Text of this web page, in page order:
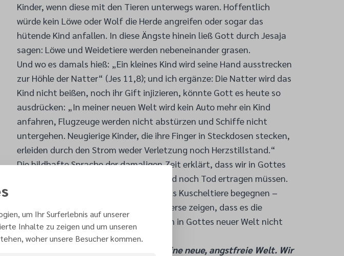
Kinder, wenn diese mit den Tieren unterwegs waren. Hoffentlich
würde kein Löwe oder Wolf die Herde angreifen oder sogar das
hütende Kind anfallen. In diese Ängste hinein ließ Gott durch Jesaja
sagen: Löwe und Weidetiere werden nebeneinander grasen.
Und wo es damals hieß: „Ein kleines Kind wird seine Hand ausstrecken
zur Höhle der Natter“ (Jes 11,8); und ich ergänze: Die Natter wird das
Kind nicht beißen, noch ihr Gift injizieren, könnte Gott es heute so
ausdrücken: „In meiner neuen Welt wird kein Auto mehr ein Kind
anfahren, Flugzeuge werden nicht abstürzen und Schiffe nicht
untergehen. Neugierige Kinder, die ihre Finger in Steckdosen stecken,
erleiden durch den Strom weder Verletzung noch Herzstillstand.“
Die bildhafte Sprache der damaligen Zeit erklärt, dass wir in Gottes
neuer Welt weder Krankheit, ­Unfall, Leid noch Tod ertragen müssen.
Stattdessen könnten uns wilde Tiere als Kuscheltiere begegnen –
doch darum geht es Jesaja nicht. Die Verse zeigen, dass es die
Ursachen für unsere Ängste und Sorgen in Gottes neuer Welt nicht
mehr geben wird.
Danke, Jesus, für den Ausblick auf deine neue, angstfreie Welt. Wir
um Ihr Surferlebnis auf unserer
Inhalte zu zeigen und um unseren
woher unsere Besucher kommen.